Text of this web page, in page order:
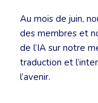
Au mois de juin,
des membres et
de l’IA sur notre
traduction et
l’avenir.